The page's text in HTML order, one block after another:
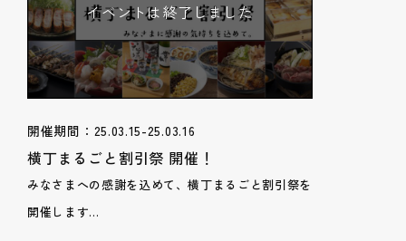
イベントは終了しました
開催期間：25.03.15-25.03.16
横丁まるごと割引祭 開催！
みなさまへの感謝を込めて、横丁まるごと割引祭を
開催します...